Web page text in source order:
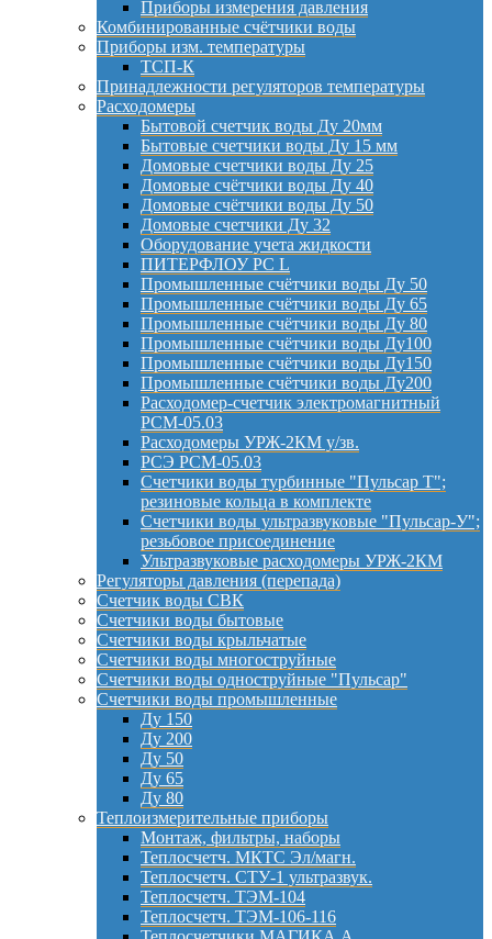
Приборы измерения давления
Комбинированные счётчики воды
Приборы изм. температуры
ТСП-К
Принадлежности регуляторов температуры
Расходомеры
Бытовой счетчик воды Ду 20мм
Бытовые счетчики воды Ду 15 мм
Домовые счетчики воды Ду 25
Домовые счётчики воды Ду 40
Домовые счётчики воды Ду 50
Домовые счетчики Ду 32
Оборудование учета жидкости
ПИТЕРФЛОУ РС L
Промышленные счётчики воды Ду 50
Промышленные счётчики воды Ду 65
Промышленные счётчики воды Ду 80
Промышленные счётчики воды Ду100
Промышленные счётчики воды Ду150
Промышленные счётчики воды Ду200
Расходомер-счетчик электромагнитный
РСМ-05.03
Расходомеры УРЖ-2КМ у/зв.
РСЭ РСМ-05.03
Счетчики воды турбинные "Пульсар Т";
резиновые кольца в комплекте
Счетчики воды ультразвуковые "Пульсар-У";
резьбовое присоединение
Ультразвуковые расходомеры УРЖ-2КМ
Регуляторы давления (перепада)
Счетчик воды СВК
Счетчики воды бытовые
Счетчики воды крыльчатые
Счетчики воды многоструйные
Счетчики воды одноструйные "Пульсар"
Счетчики воды промышленные
Ду 150
Ду 200
Ду 50
Ду 65
Ду 80
Теплоизмерительные приборы
Монтаж, фильтры, наборы
Теплосчетч. МКТС Эл/магн.
Теплосчетч. СТУ-1 ультразвук.
Теплосчетч. ТЭМ-104
Теплосчетч. ТЭМ-106-116